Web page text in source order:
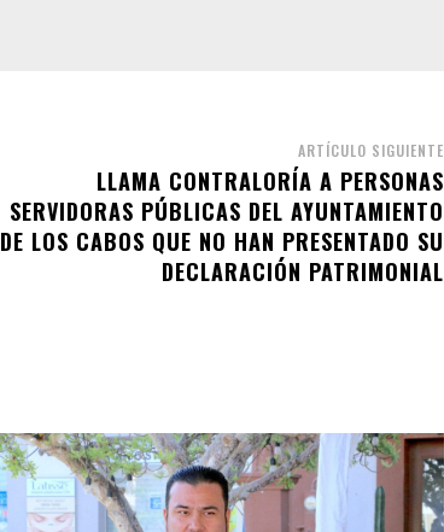
ARTÍCULO SIGUIENTE
LLAMA CONTRALORÍA A PERSONAS
SERVIDORAS PÚBLICAS DEL AYUNTAMIENTO
DE LOS CABOS QUE NO HAN PRESENTADO SU
DECLARACIÓN PATRIMONIAL